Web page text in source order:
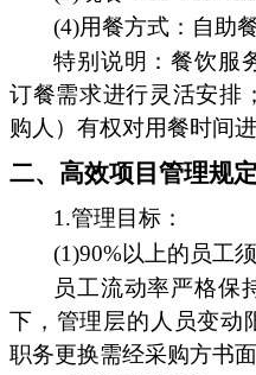
(4)用餐方式：自助餐
特别说明：餐饮服
订餐需求进行灵活安排
购人）有权对用餐时间
二、高效项目管理规定
1.管理目标：
(1)90%以上的员工
员工流动率严格保
下，管理层的人员变动
职务更换需经采购方书面